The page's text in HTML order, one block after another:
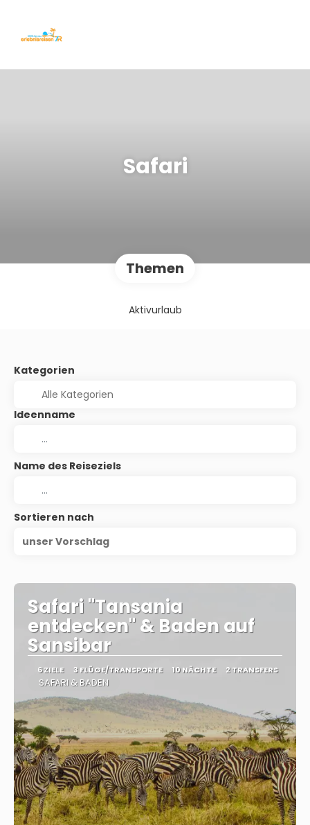
Safari
Themen
Aktivurlaub
Kategorien
Ideenname
Name des Reiseziels
Sortieren nach
unser Vorschlag
Safari "Tansania
entdecken" & Baden auf
Sansibar
6 ZIELE 3 FLÜGE/TRANSPORTE 10 NÄCHTE 2 TRANSFERS
SAFARI & BADEN